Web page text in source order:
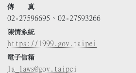
傳 真
02-27596695、02-27593266
陳情系統
https://1999.gov.taipei
電子信箱
la_laws@gov.taipei